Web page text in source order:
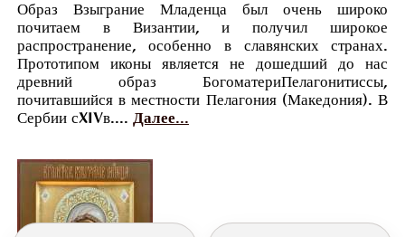
Образ Взыграние Младенца был очень широко
почитаем в Византии, и получил широкое
распространение, особенно в славянских странах.
Прототипом иконы является не дошедший до нас
древний образ БогоматериПелагонитиссы,
почитавшийся в местности Пелагония (Македония). В
Сербии сXIVв.... Далее...